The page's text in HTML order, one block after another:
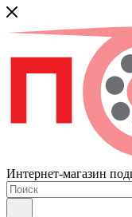
Интернет-магазин